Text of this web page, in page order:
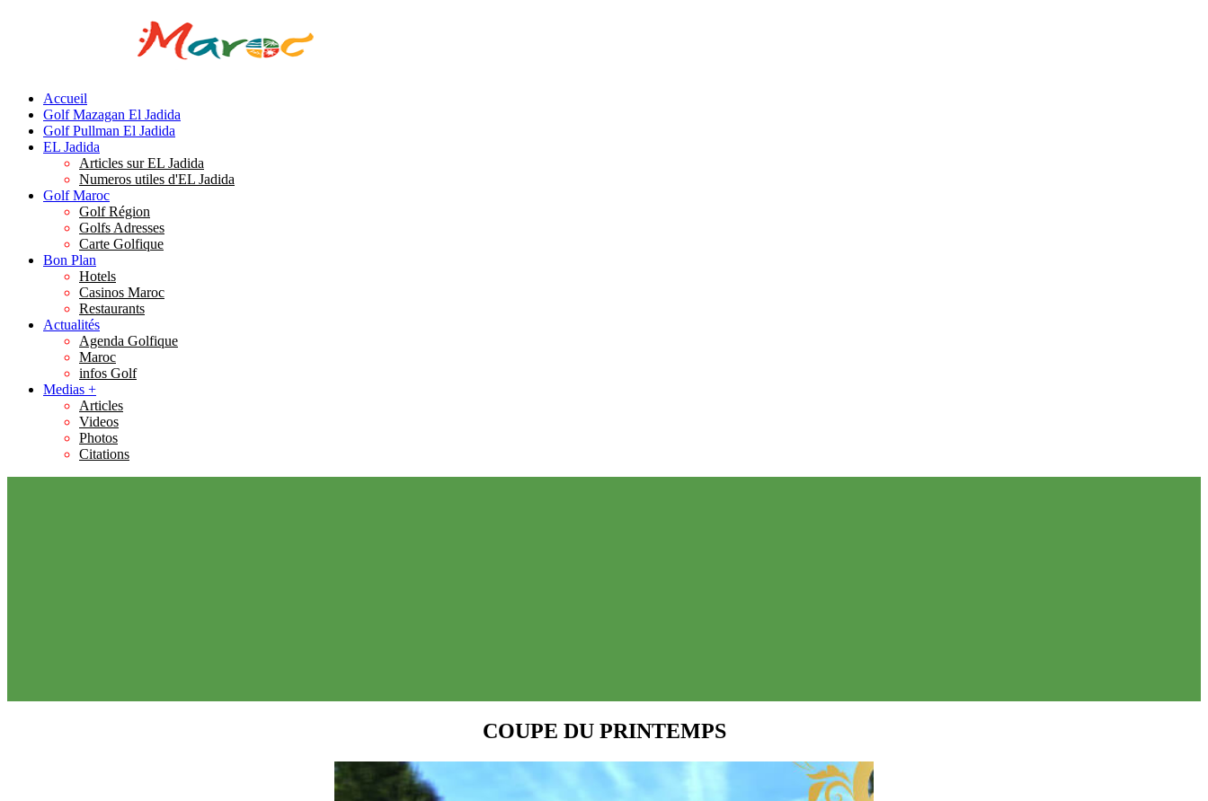
Accueil
Golf Mazagan El Jadida
Golf Pullman El Jadida
EL Jadida
Articles sur EL Jadida
Numeros utiles d'EL Jadida
Golf Maroc
Golf Région
Golfs Adresses
Carte Golfique
Bon Plan
Hotels
Casinos Maroc
Restaurants
Actualités
Agenda Golfique
Maroc
infos Golf
Medias +
Articles
Videos
Photos
Citations
COUPE DU PRINTEMPS